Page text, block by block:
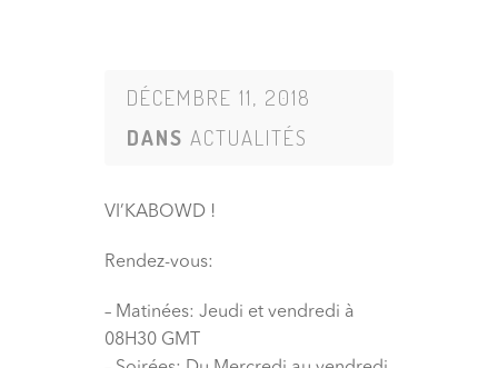
DÉCEMBRE 11, 2018
DANS ACTUALITÉS
VI’KABOWD !
Rendez-vous:
– Matinées: Jeudi et vendredi à
08H30 GMT